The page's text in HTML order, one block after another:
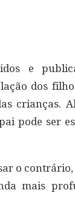
e
dos
crianças.
pode ser
o
mais